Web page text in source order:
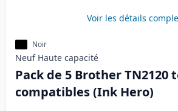
Voir les détails
Noir
Neuf Haute capacité
Pack de 5 Brother TN2120
compatibles (Ink Hero)